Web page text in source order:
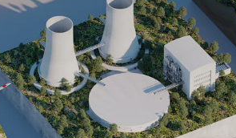
工频UPS电源